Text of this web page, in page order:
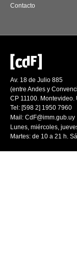
Contacto
Av. 18 de Julio 885
(entre Andes y
CP 11100. Montevideo.
Tel: [598 2] 1950 7960
Mail: CdF@imm.gub.uy
Lunes, miércoles,
Martes: de 10 a 21 h.